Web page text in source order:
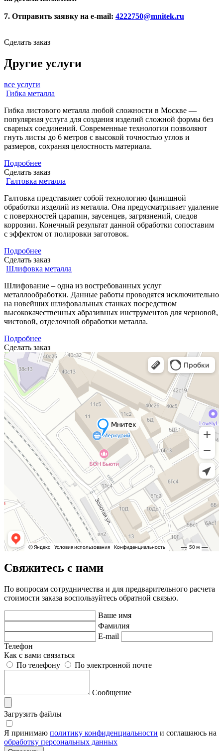
7. Отправить заявку на e-mail: 4222750@mnitek.ru
Сделать заказ
Другие услуги
все услуги
Гибка металла
Гибка листового металла любой сложности в Москве —
популярная услуга для создания изделий сложной формы без
сварных соединений. Современные технологии позволяют
гнуть листы до 6 метров с высокой точностью углов и
размеров, сохраняя целостность материала.
Подробнее
Сделать заказ
Галтовка металла
Галтовка представляет собой технологию финишной
обработки изделий из металла. Она предусматривает удаление
с поверхностей царапин, заусенцев, загрязнений, следов
коррозии. Конечный результат данной обработки сопоставим
с эффектом от полировки заготовок.
Подробнее
Сделать заказ
Шлифовка металла
Шлифование – одна из востребованных услуг
металлообработки. Данные работы проводятся исключительно
на новейших шлифовальных станках посредством
высококачественных абразивных инструментов для черновой,
чистовой, отделочной обработки металла.
Подробнее
Сделать заказ
Свяжитесь с нами
По вопросам сотрудничества и для предварительного расчета
стоимости заказа воспользуйтесь обратной связью.
Ваше имя
Фамилия
E-mail
Телефон
Как с вами связаться
По телефону
По электронной почте
Сообщение
Загрузить файлы
Я принимаю политику конфиденциальности и соглашаюсь на
обработку персональных данных